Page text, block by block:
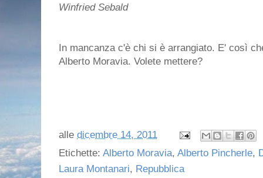
Winfried Sebald
In mancanza c'è chi si è arrangiato. E' così
Alberto Moravia. Volete mettere?
alle dicembre 14, 2011
Etichette: Alberto Moravia, Alberto Pincherle,
Laura Montanari, Repubblica